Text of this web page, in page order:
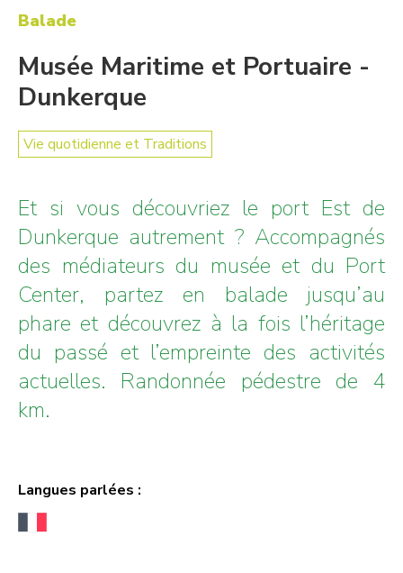
Balade
Musée Maritime et Portuaire -
Dunkerque
Vie quotidienne et Traditions
Et si vous découvriez le port Est de
Dunkerque autrement ? Accompagnés
des médiateurs du musée et du Port
Center, partez en balade jusqu’au
phare et découvrez à la fois l’héritage
du passé et l’empreinte des activités
actuelles. Randonnée pédestre de 4
km.
Langues parlées :